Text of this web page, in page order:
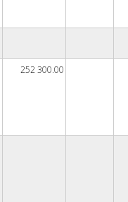
252 300.00